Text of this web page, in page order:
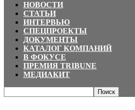
НОВОСТИ
СТАТЬИ
ИНТЕРВЬЮ
СПЕЦПРОЕКТЫ
ДОКУМЕНТЫ
КАТАЛОГ КОМПАНИЙ
В ФОКУСЕ
ПРЕМИЯ TRIBUNE
МЕДИАКИТ